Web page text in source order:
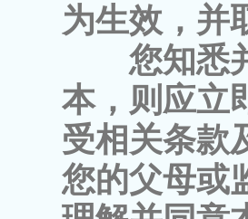
为生效，并
您知悉
本，则应立
受相关条款
您的父母或